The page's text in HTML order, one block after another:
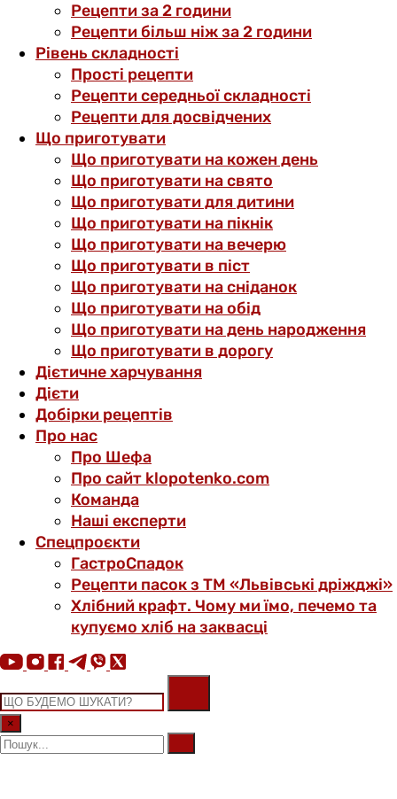
Рецепти за 2 години
Рецепти більш ніж за 2 години
Рівень складності
Прості рецепти
Рецепти середньої складності
Рецепти для досвідчених
Що приготувати
Що приготувати на кожен день
Що приготувати на свято
Що приготувати для дитини
Що приготувати на пікнік
Що приготувати на вечерю
Що приготувати в піст
Що приготувати на сніданок
Що приготувати на обід
Що приготувати на день народження
Що приготувати в дорогу
Дієтичне харчування
Дієти
Добірки рецептів
Про нас
Про Шефа
Про сайт klopotenko.com
Команда
Наші експерти
Спецпроєкти
ГастроСпадок
Рецепти пасок з ТМ «Львівські дріжджі»
Хлібний крафт. Чому ми їмо, печемо та
купуємо хліб на заквасці
×